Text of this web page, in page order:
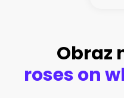
Obraz